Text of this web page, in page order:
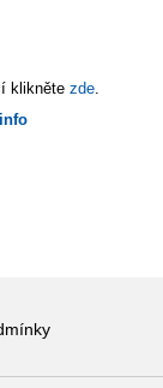
klikněte zde